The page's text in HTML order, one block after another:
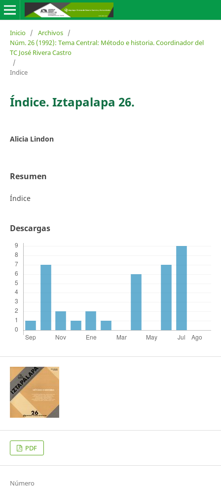
Inicio / Archivos /
Núm. 26 (1992): Tema Central: Método e historia. Coordinador del
TC José Rivera Castro
/
Indice
Índice. Iztapalapa 26.
Alicia Lindon
Resumen
Índice
Descargas
PDF
Número